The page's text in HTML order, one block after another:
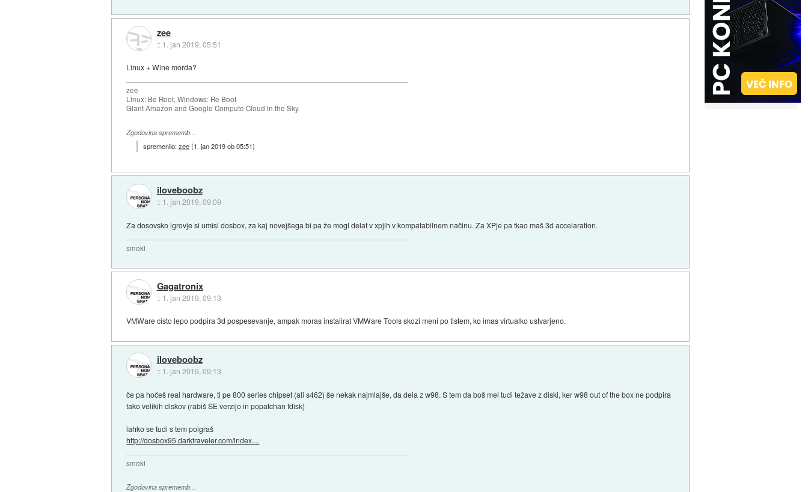
zee
:: 1. jan 2019, 05:51
Linux + Wine morda?
zee
Linux: Be Root, Windows: Re Boot
Giant Amazon and Google Compute Cloud in the Sky.
Zgodovina sprememb…
spremenilo:zee(1. jan 2019 ob 05:51)
iloveboobz
:: 1. jan 2019, 09:09
Za dosovsko igrovje si umisl dosbox, za kaj novejšega bi pa že mogl delat v xpjih v kompatabilnem načinu. Za XPje pa tkao maš 3d accelaration.
smoki
Gagatronix
:: 1. jan 2019, 09:13
VMWare cisto lepo podpira 3d pospesevanje, ampak moras instalirat VMWare Tools skozi meni po tistem, ko imas virtualko ustvarjeno.
iloveboobz
:: 1. jan 2019, 09:13
če pa hočeš real hardware, ti pe 800 series chipset (ali s462) še nekak najmlajše, da dela z w98. S tem da boš mel tudi težave z diski, ker w98 out of the box ne podpira
tako velikih diskov (rabiš SE verzijo in popatchan fdisk)
lahko se tudi s tem poigraš
http://dosbox95.darktraveler.com/index....
smoki
Zgodovina sprememb…